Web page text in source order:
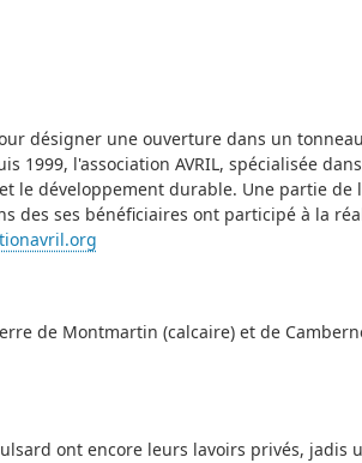
désigner une ouverture dans un
l'association AVRIL, spécialisée
le développement durable. Une partie de
des ses bénéficiaires ont participé à la
de Montmartin (calcaire) et de
ont encore leurs lavoirs privés, jadis